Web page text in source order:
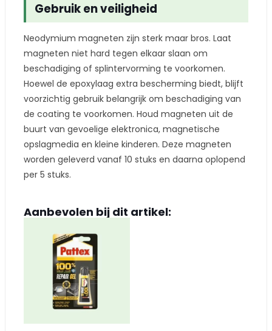
Gebruik en veiligheid
Neodymium magneten zijn sterk maar bros. Laat
magneten niet hard tegen elkaar slaan om
beschadiging of splintervorming te voorkomen.
Hoewel de epoxylaag extra bescherming biedt, blijft
voorzichtig gebruik belangrijk om beschadiging van
de coating te voorkomen. Houd magneten uit de
buurt van gevoelige elektronica, magnetische
opslagmedia en kleine kinderen. Deze magneten
worden geleverd vanaf 10 stuks en daarna oplopend
per 5 stuks.
Aanbevolen bij dit artikel: